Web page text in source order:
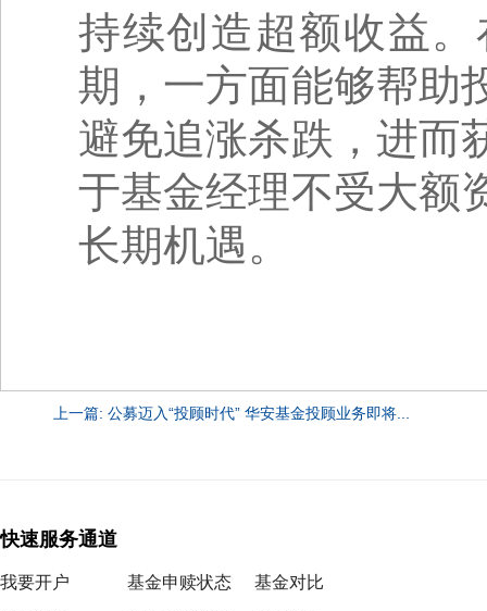
持续创造超额收益
期，一方面能够帮助
避免追涨杀跌，进而
于基金经理不受大额
长期机遇。
上一篇: 公募迈入“投顾时代” 华安基金投顾业务即将...
快速服务通道
我要开户 基金申赎状态 基金对比